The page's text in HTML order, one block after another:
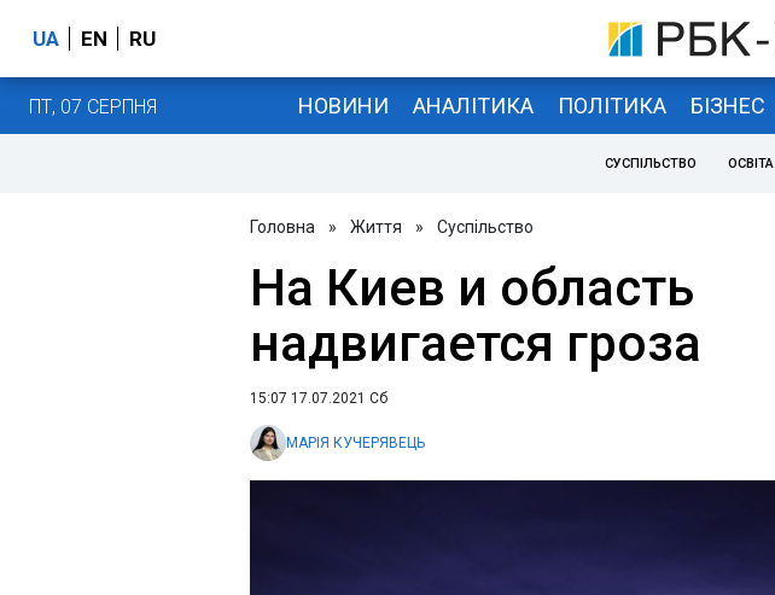
UA EN RU
ПТ, 07 СЕРПНЯ НОВИНИ АНАЛІТИКА ПОЛІТИКА БІЗНЕС
СУСПІЛЬСТВО ОСВІТА
Головна » Життя » Суспільство
На Киев и область
надвигается гроза
15:07 17.07.2021 Сб
МАРІЯ КУЧЕРЯВЕЦЬ